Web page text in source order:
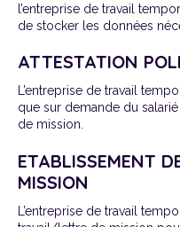
l’entreprise de travail
de stocker les données
ATTESTATION
L’entreprise de travail
que sur demande du
de mission.
ETABLISSEMENT
MISSION
L’entreprise de travail